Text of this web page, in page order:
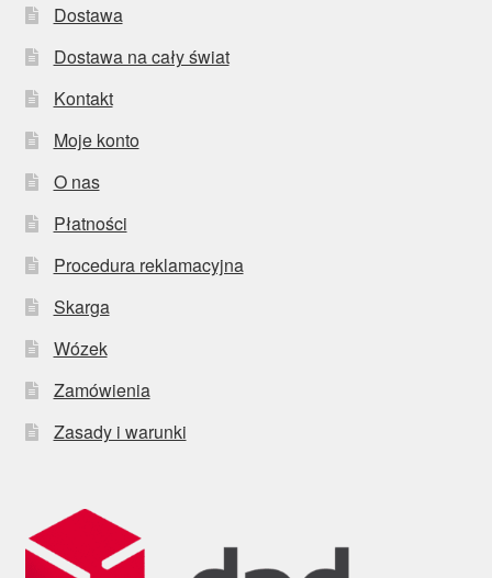
Dostawa
Dostawa na cały świat
Kontakt
Moje konto
O nas
Płatności
Procedura reklamacyjna
Skarga
Wózek
Zamówienia
Zasady i warunki